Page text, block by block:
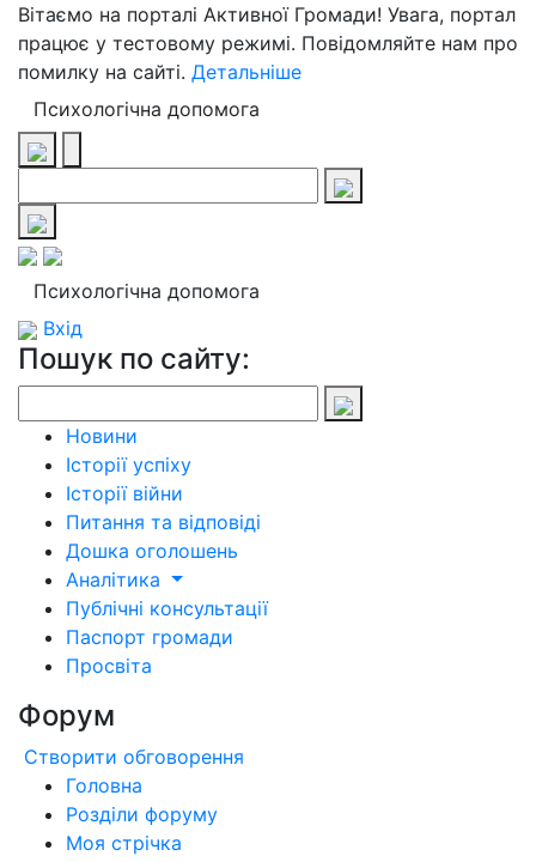
Вітаємо на порталі Активної Громади! Увага, портал
працює у тестовому режимі. Повідомляйте нам про
помилку на сайті. Детальніше
Психологічна допомога
Психологічна допомога
Вхід
Пошук по сайту:
Новини
Історії успіху
Історії війни
Питання та відповіді
Дошка оголошень
Аналітика
Публічні консультації
Паспорт громади
Просвіта
Форум
Створити обговорення
Головна
Розділи форуму
Моя стрічка